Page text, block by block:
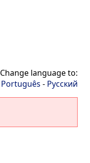
Change language to:
Português - Русский